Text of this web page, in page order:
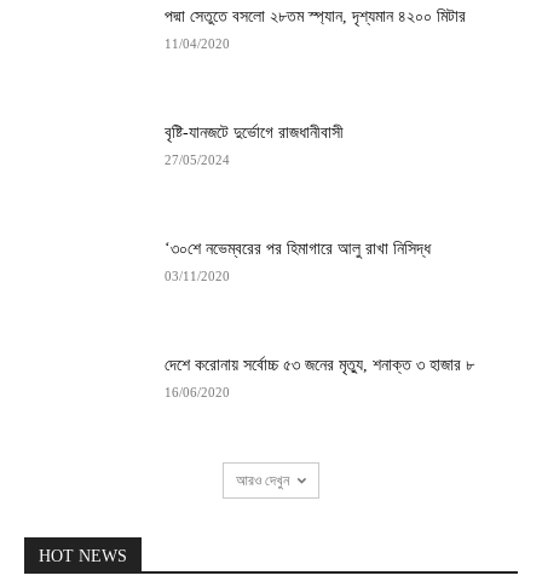
পদ্মা সেতুতে বসলো ২৮তম স্প্যান, দৃশ্যমান ৪২০০ মিটার
11/04/2020
বৃষ্টি-যানজটে দুর্ভোগে রাজধানীবাসী
27/05/2024
‘৩০শে নভেম্বরের পর হিমাগারে আলু রাখা নিসিদ্ধ
03/11/2020
দেশে করোনায় সর্বোচ্চ ৫৩ জনের মৃত্যু, শনাক্ত ৩ হাজার ৮
16/06/2020
আরও দেখুন
HOT NEWS